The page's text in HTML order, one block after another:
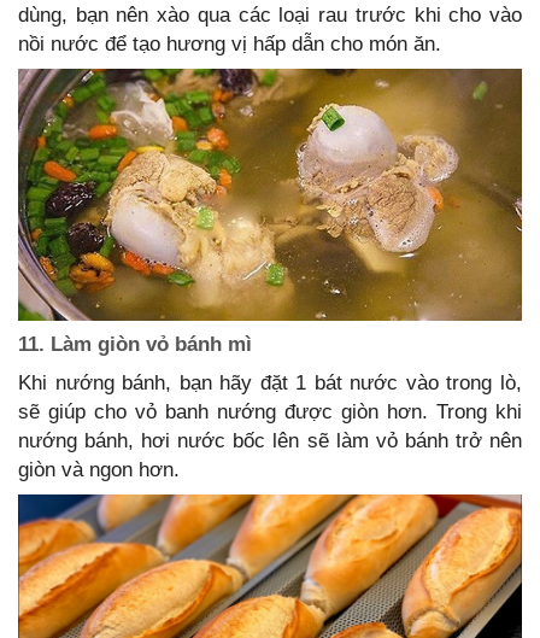
dùng, bạn nên xào qua các loại rau trước khi cho vào
nồi nước để tạo hương vị hấp dẫn cho món ăn.
11. Làm giòn vỏ bánh mì
Khi nướng bánh, bạn hãy đặt 1 bát nước vào trong lò,
sẽ giúp cho vỏ banh nướng được giòn hơn. Trong khi
nướng bánh, hơi nước bốc lên sẽ làm vỏ bánh trở nên
giòn và ngon hơn.